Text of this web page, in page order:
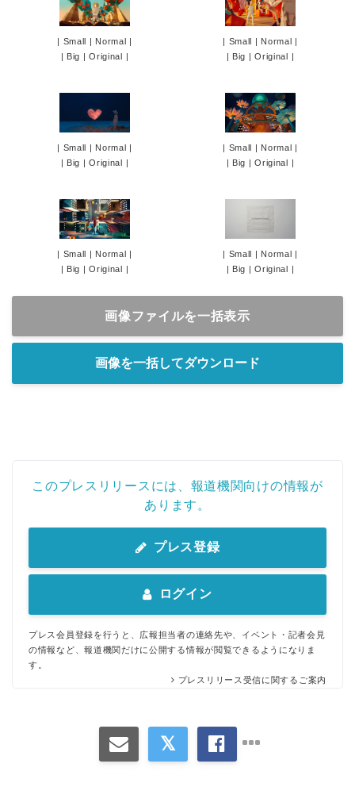
| Small | Normal |
| Big |Original |
| Small | Normal |
| Big |Original |
| Small | Normal |
| Big |Original |
| Small | Normal |
| Big |Original |
| Small | Normal |
| Big |Original |
| Small | Normal |
| Big |Original |
画像ファイルを一括表示
画像を一括してダウンロード
このプレスリリースには、報道機関向けの情報が
あります。
プレス登録
ログイン
プレス会員登録を行うと、広報担当者の連絡先や、イベント・記者会見
の情報など、報道機関だけに公開する情報が閲覧できるようになりま
す。
プレスリリース受信に関するご案内